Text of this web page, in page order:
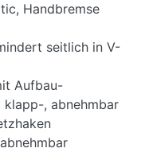
Handbremse
seitlich in V-
Aufbau-
klapp-, abnehmbar